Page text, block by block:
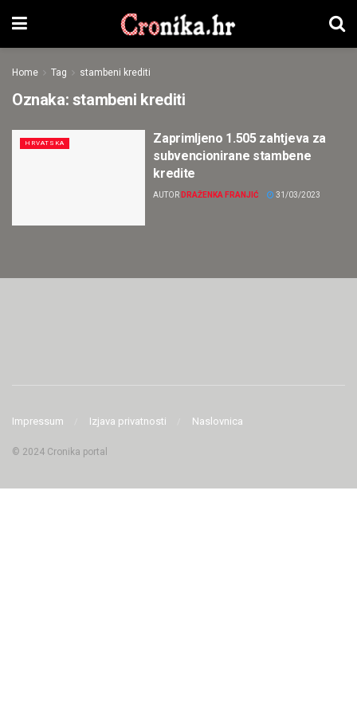
Home Tag stambeni krediti
Oznaka: stambeni krediti
HRVATSKA
Zaprimljeno 1.505 zahtjeva za
subvencionirane stambene
kredite
AUTOR DRAŽENKA FRANJIĆ 31/03/2023
Impressum Izjava privatnosti Naslovnica
© 2024 Cronika portal